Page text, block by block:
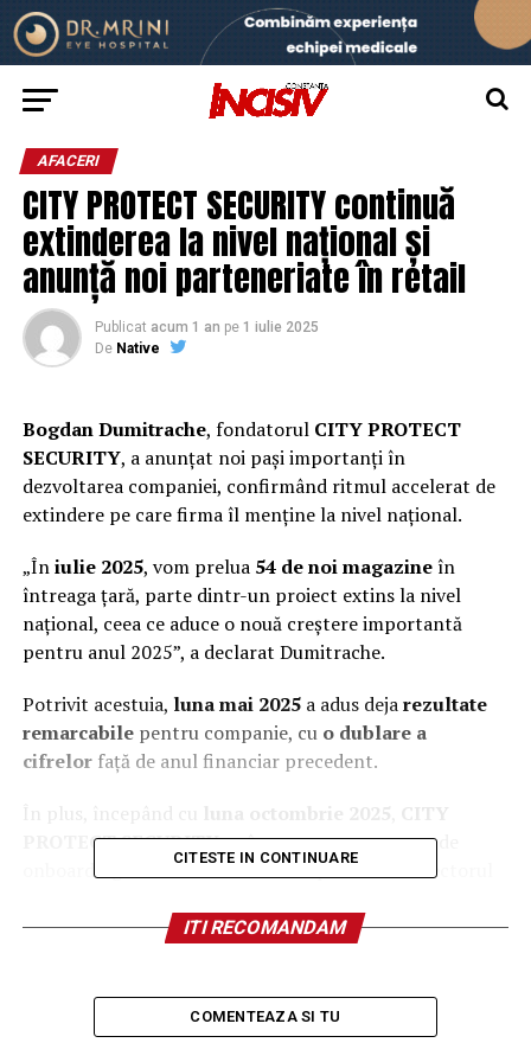
AFACERI
CITY PROTECT SECURITY continuă
extinderea la nivel național și
anunță noi parteneriate în retail
Publicat acum 1 an pe 1 iulie 2025
De Native
Bogdan Dumitrache, fondatorul CITY PROTECT
SECURITY, a anunțat noi pași importanți în
dezvoltarea companiei, confirmând ritmul accelerat de
extindere pe care firma îl menține la nivel național.
„Îniulie 2025, vom prelua 54 de noi magazineîn
întreaga țară, parte dintr-un proiect extins la nivel
național, ceea ce aduce o nouă creștere importantă
pentru anul 2025”, a declarat Dumitrache.
Potrivit acestuia, luna mai 2025a adus dejarezultate
remarcabilepentru companie, cu o dublare a
cifrelorfață de anul financiar precedent.
În plus, începând cu
PROTECT SECURITYva începe un nou proces de
onboarding alături de un client important din sectorul
de pază.
CITESTE IN CONTINUARE
ITI RECOMANDAM
COMENTEAZA SI TU